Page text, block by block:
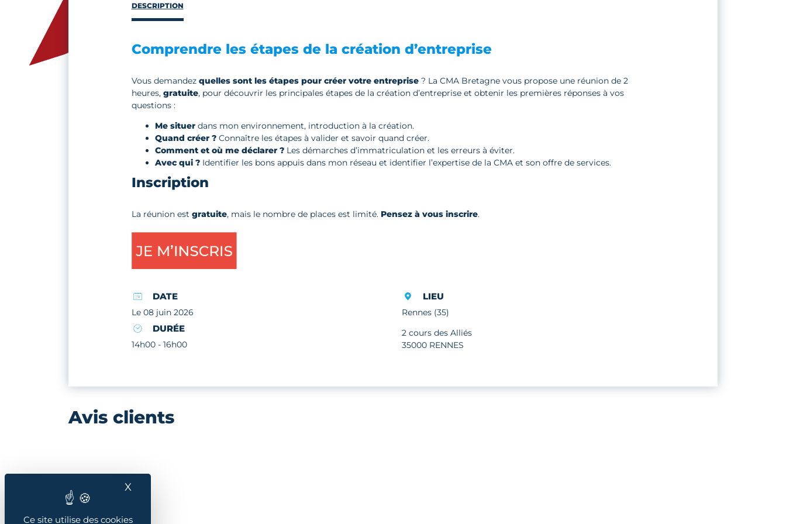
Ce site utilise des cookies
X
DESCRIPTION
Comprendre les étapes de la création d’entreprise
Vous demandez quelles sont les étapes pour créer votre entreprise? La CMA Bretagne vous propose une réunion de 2
heures, gratuite, pour découvrir les principales étapes de la création d’entreprise et obtenir les premières réponses à vos
questions :
Me situerdans mon environnement, introduction à la création.
Quand créer ?Connaître les étapes à valider et savoir quand créer.
Comment et où me déclarer ?Les démarches d’immatriculation et les erreurs à éviter.
Avec qui ?Identifier les bons appuis dans mon réseau et identifier l’expertise de la CMA et son offre de services.
Inscription
La réunion est gratuite, mais le nombre de places est limité. Pensez à vous inscrire.
DATE
Le 08 juin 2026
DURÉE
14h00 - 16h00
LIEU
Rennes (35)
2 cours des Alliés
35000 RENNES
Avis clients